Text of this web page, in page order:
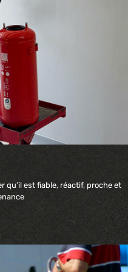
qu’il est fiable, réactif, proche et